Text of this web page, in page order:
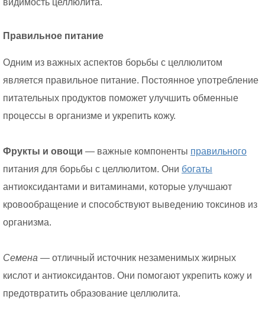
видимость целлюлита.
Правильное питание
Одним из важных аспектов борьбы с целлюлитом
является правильное питание. Постоянное употребление
питательных продуктов поможет улучшить обменные
процессы в организме и укрепить кожу.
Фрукты и овощи — важные компоненты правильного
питания для борьбы с целлюлитом. Они богаты
антиоксидантами и витаминами, которые улучшают
кровообращение и способствуют выведению токсинов из
организма.
Семена — отличный источник незаменимых жирных
кислот и антиоксидантов. Они помогают укрепить кожу и
предотвратить образование целлюлита.